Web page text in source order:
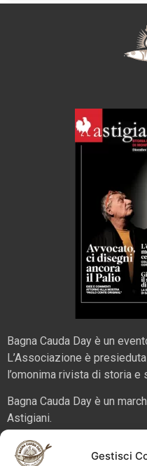
Gestisci
Bagna Cauda Day è un
L’Associazione è
l’omonima rivista di storia
Bagna Cauda Day è un
Astigiani.
La nostra sede è in via San
14100 – Asti. Tel. 324